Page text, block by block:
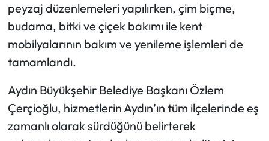
peyzaj düzenlemeleri yapılırken, çim biçme,
budama, bitki ve çiçek bakımı ile kent
mobilyalarının bakım ve yenileme işlemleri de
tamamlandı.
Aydın Büyükşehir Belediye Başkanı Özlem
Çerçioğlu, hizmetlerin Aydın’ın tüm ilçelerinde eş
zamanlı olarak sürdüğünü belirterek